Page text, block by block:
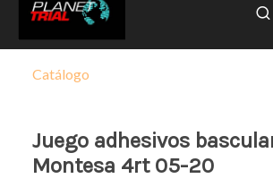
Catálogo
Juego adhesivos
Montesa 4rt 05-20